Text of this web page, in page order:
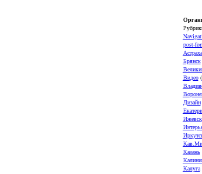
post-
Брянск
Видео(
Дизайн
Ижевск
Казань
Калуга